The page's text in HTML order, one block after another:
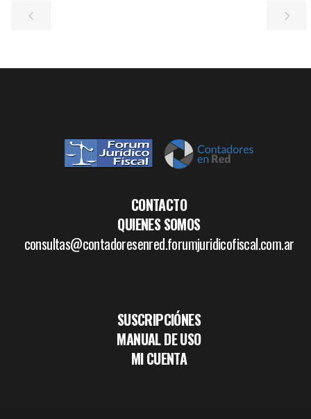
CONTACTO
QUIENES SOMOS
consultas@contadoresenred.forumjuridicofiscal.com.ar
SUSCRIPCIÓNES
MANUAL DE USO
MI CUENTA